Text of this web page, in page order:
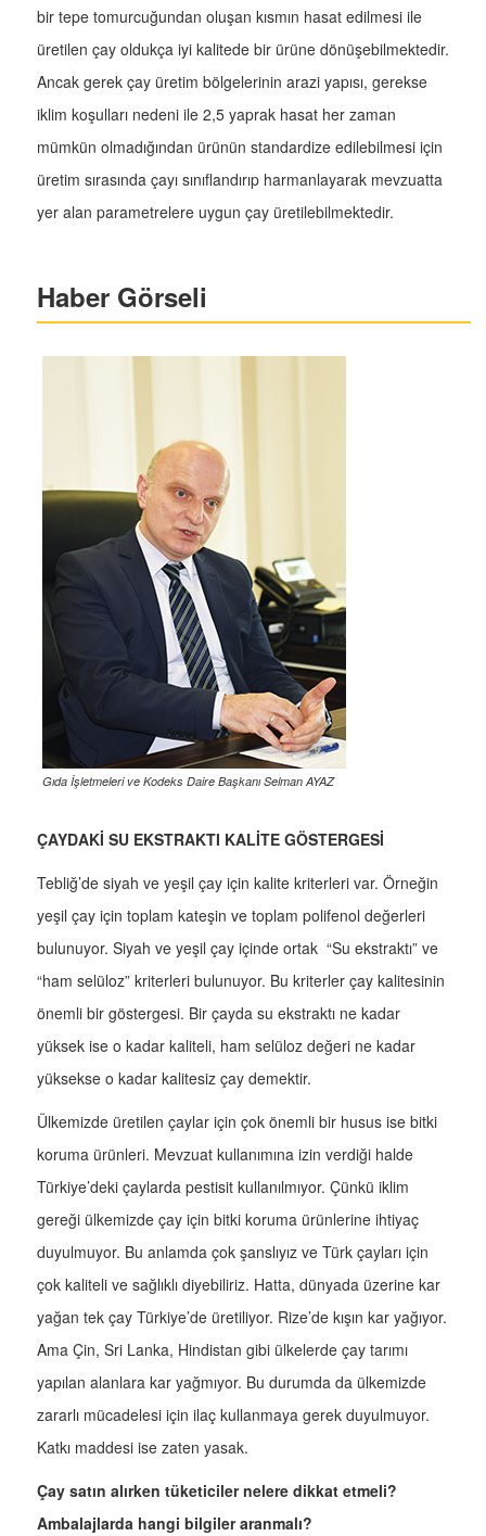
bir tepe tomurcuğundan oluşan kısmın hasat edilmesi ile
üretilen çay oldukça iyi kalitede bir ürüne dönüşebilmektedir.
Ancak gerek çay üretim bölgelerinin arazi yapısı, gerekse
iklim koşulları nedeni ile 2,5 yaprak hasat her zaman
mümkün olmadığından ürünün standardize edilebilmesi için
üretim sırasında çayı sınıflandırıp harmanlayarak mevzuatta
yer alan parametrelere uygun çay üretilebilmektedir.
Haber Görseli
Gıda İşletmeleri ve Kodeks Daire Başkanı Selman AYAZ
ÇAYDAKİ SU EKSTRAKTI KALİTE GÖSTERGESİ
Tebliğ’de siyah ve yeşil çay için kalite kriterleri var. Örneğin
yeşil çay için toplam kateşin ve toplam polifenol değerleri
bulunuyor. Siyah ve yeşil çay içinde ortak “Su ekstraktı” ve
“ham selüloz” kriterleri bulunuyor. Bu kriterler çay kalitesinin
önemli bir göstergesi. Bir çayda su ekstraktı ne kadar
yüksek ise o kadar kaliteli, ham selüloz değeri ne kadar
yüksekse o kadar kalitesiz çay demektir.
Ülkemizde üretilen çaylar için çok önemli bir husus ise bitki
koruma ürünleri. Mevzuat kullanımına izin verdiği halde
Türkiye’deki çaylarda pestisit kullanılmıyor. Çünkü iklim
gereği ülkemizde çay için bitki koruma ürünlerine ihtiyaç
duyulmuyor. Bu anlamda çok şanslıyız ve Türk çayları için
çok kaliteli ve sağlıklı diyebiliriz. Hatta, dünyada üzerine kar
yağan tek çay Türkiye’de üretiliyor. Rize’de kışın kar yağıyor.
Ama Çin, Sri Lanka, Hindistan gibi ülkelerde çay tarımı
yapılan alanlara kar yağmıyor. Bu durumda da ülkemizde
zararlı mücadelesi için ilaç kullanmaya gerek duyulmuyor.
Katkı maddesi ise zaten yasak.
Çay satın alırken tüketiciler nelere dikkat etmeli?
Ambalajlarda hangi bilgiler aranmalı?